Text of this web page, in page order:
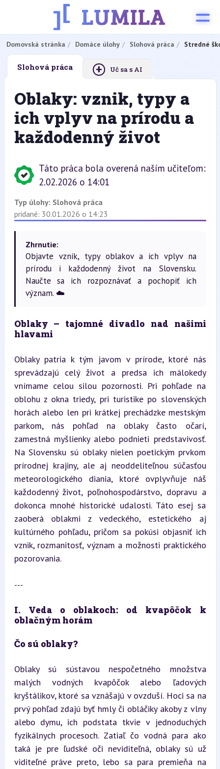
Domovská stránka Domáce úlohy Slohová práca Stredné
Slohová práca + Uč sa s AI
Oblaky: vznik, typy a
ich vplyv na prírodu a
každodenný život
Táto práca bola overená naším učiteľom:
2.02.2026 o 14:01
Typ úlohy: Slohová práca
pridané: 30.01.2026 o 14:23
Zhrnutie:
Objavte vznik, typy oblakov a ich vplyv na
prírodu i každodenný život na Slovensku.
Naučte sa ich rozpoznávať a pochopiť ich
význam. ☁️
Oblaky – tajomné divadlo nad našimi
hlavami
Oblaky patria k tým javom v prírode, ktoré nás
sprevádzajú celý život a predsa ich málokedy
vnímame celou silou pozornosti. Pri pohľade na
oblohu z okna triedy, pri turistike po slovenských
horách alebo len pri krátkej prechádzke mestským
parkom, nás pohľad na oblaky často očarí,
zamestná myšlienky alebo podnieti predstavivosť.
Na Slovensku sú oblaky nielen poetickým prvkom
prírodnej krajiny, ale aj neoddeliteľnou súčasťou
meteorologického diania, ktoré ovplyvňuje náš
každodenný život, poľnohospodárstvo, dopravu a
dokonca mnohé historické udalosti. Táto esej sa
zaoberá oblakmi z vedeckého, estetického aj
kultúrného pohľadu, pričom sa pokúsi objasniť ich
vznik, rozmanitosť, význam a možnosti praktického
pozorovania.
---
I. Veda o oblakoch: od kvapôčok k
oblačným horám
Čo sú oblaky?
Oblaky sú sústavou nespočetného množstva
malých vodných kvapôčok alebo ľadových
kryštálikov, ktoré sa vznášajú v ovzduší. Hoci sa na
prvý pohľad zdajú byť hmly či obláčiky akoby z vlny
alebo dymu, ich podstata tkvie v jednoduchých
fyzikálnych procesoch. Zatiaľ čo vodná para ako
taká je pre ľudské oči neviditeľná, oblaky sú už
viditeľné práve preto, lebo sa para premieňa na